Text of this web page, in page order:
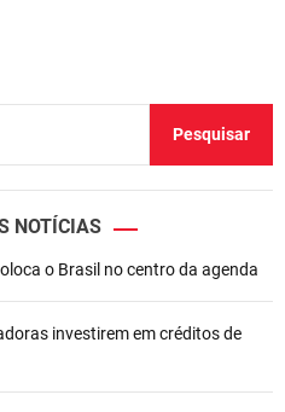
Pesquisar
NOTÍCIAS
o Brasil no centro da agenda
investirem em créditos de